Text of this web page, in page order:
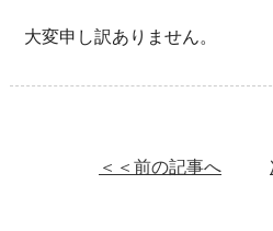
大変申し訳ありません。
＜＜前の記事へ